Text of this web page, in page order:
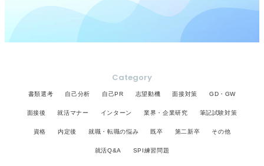
Category
書類選考 自己分析 自己PR 志望動機 面接対策 GD・GW
面接後 就活マナー インターン 業界・企業研究 筆記試験対策
資格 内定後 就職・転職の悩み 既卒 第二新卒 その他
就活Q&A SPI練習問題